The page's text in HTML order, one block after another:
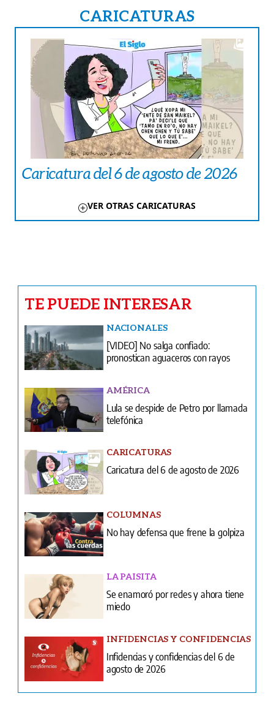
CARICATURAS
Caricatura del 6 de agosto de 2026
VER OTRAS CARICATURAS
[VIDEO] No salga confiado:
pronostican aguaceros con rayos
AMÉRICA
Lula se despide de Petro por llamada
telefónica
CARICATURAS
Caricatura del 6 de agosto de 2026
COLUMNAS
No hay defensa que frene la golpiza
LA PAISITA
Se enamoró por redes y ahora tiene
INFIDENCIAS Y CONFIDENCIAS
Infidencias y confidencias del 6 de
agosto de 2026